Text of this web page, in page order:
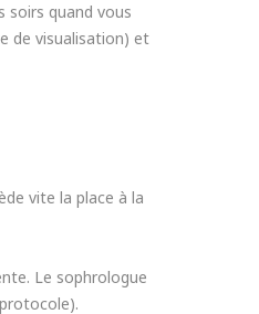
soirs quand vous
de visualisation) et
vite la place à la
Le sophrologue